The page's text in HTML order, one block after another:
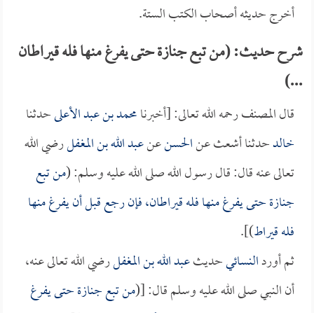
أخرج حديثه أصحاب الكتب الستة.
شرح حديث: (من تبع جنازة حتى يفرغ منها فله قيراطان
...)
قال المصنف رحمه الله تعالى: [أخبرنامحمد بن عبد الأعلىحدثنا
خالدحدثنا أشعث عنالحسنعنعبد الله بن المغفلرضي الله
تعالى عنه قال: قال رسول الله صلى الله عليه وسلم: (من تبع
جنازة حتى يفرغ منها فله قيراطان، فإن رجع قبل أن يفرغ منها
فله قيراط)].
ثم أوردالنسائيحديثعبد الله بن المغفلرضي الله تعالى عنه،
أن النبي صلى الله عليه وسلم قال: [(من تبع جنازة حتى يفرغ